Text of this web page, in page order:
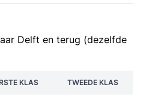
Delft en terug (dezelfde
KLAS TWEEDE KLAS